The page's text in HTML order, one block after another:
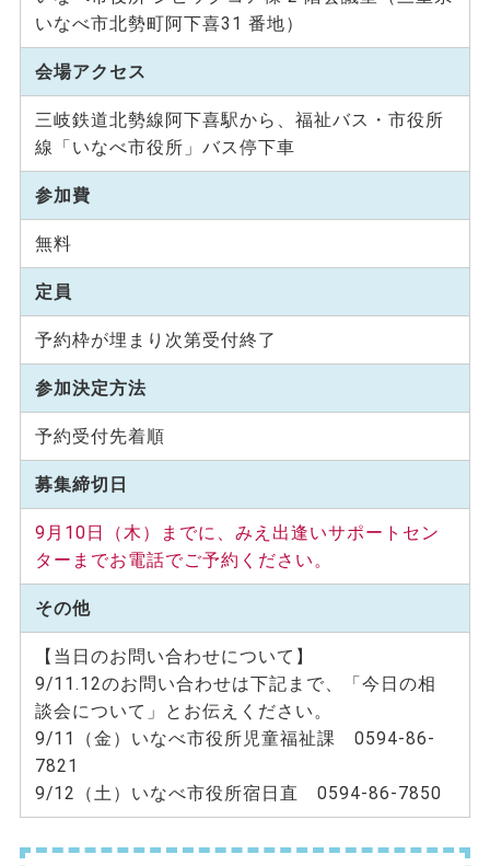
いなべ市北勢町阿下喜31 番地）
会場アクセス
三岐鉄道北勢線阿下喜駅から、福祉バス・市役所
線「いなべ市役所」バス停下車
参加費
無料
定員
予約枠が埋まり次第受付終了
参加決定方法
予約受付先着順
募集締切日
9月10日（木）までに、みえ出逢いサポートセン
ターまでお電話でご予約ください。
その他
【当日のお問い合わせについて】
9/11.12のお問い合わせは下記まで、「今日の相
談会について」とお伝えください。
9/11（金）いなべ市役所児童福祉課 0594-86-
7821
9/12（土）いなべ市役所宿日直 0594-86-7850